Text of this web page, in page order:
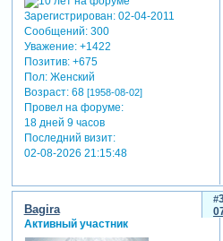
Зарегистрирован: 02-04-2011
Сообщений:300
Уважение: +1422
Позитив: +675
Пол:Женский
Возраст:68 [1958-08-02]
Провел на форуме:
18 дней 9 часов
Последний визит:
02-08-2026 21:15:48
Bagira
Активный участник